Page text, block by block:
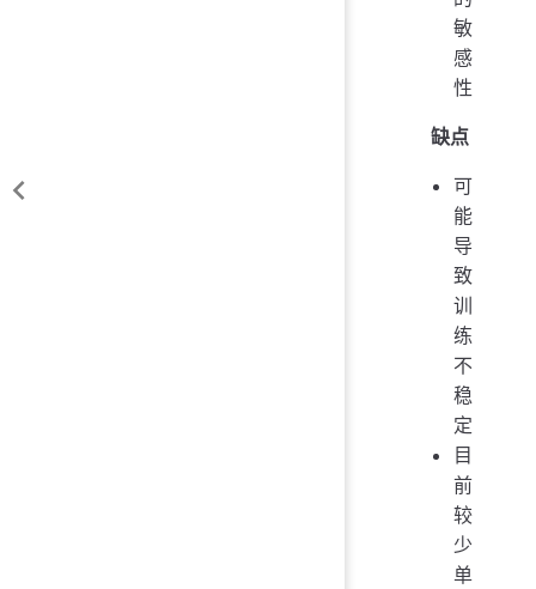
敏
感
性
缺点
可
能
导
致
训
练
不
稳
定
目
前
较
少
单